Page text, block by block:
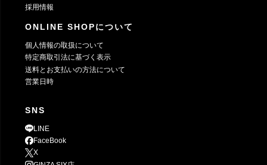
採用情報
ONLINE SHOPについて
個人情報の取扱について
特定商取引法に基づく表示
送料とお支払いの方法について
営業日時
SNS
LINE
FaceBook
X